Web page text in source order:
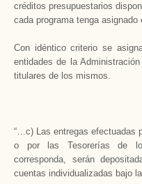
créditos presupuestarios
cada programa tenga asignado
Con idéntico criterio se
entidades de la
titulares de los mismos.
“…c) Las entregas efectuadas
o por las Tesorerías de
corresponda, serán
cuentas individualizadas bajo